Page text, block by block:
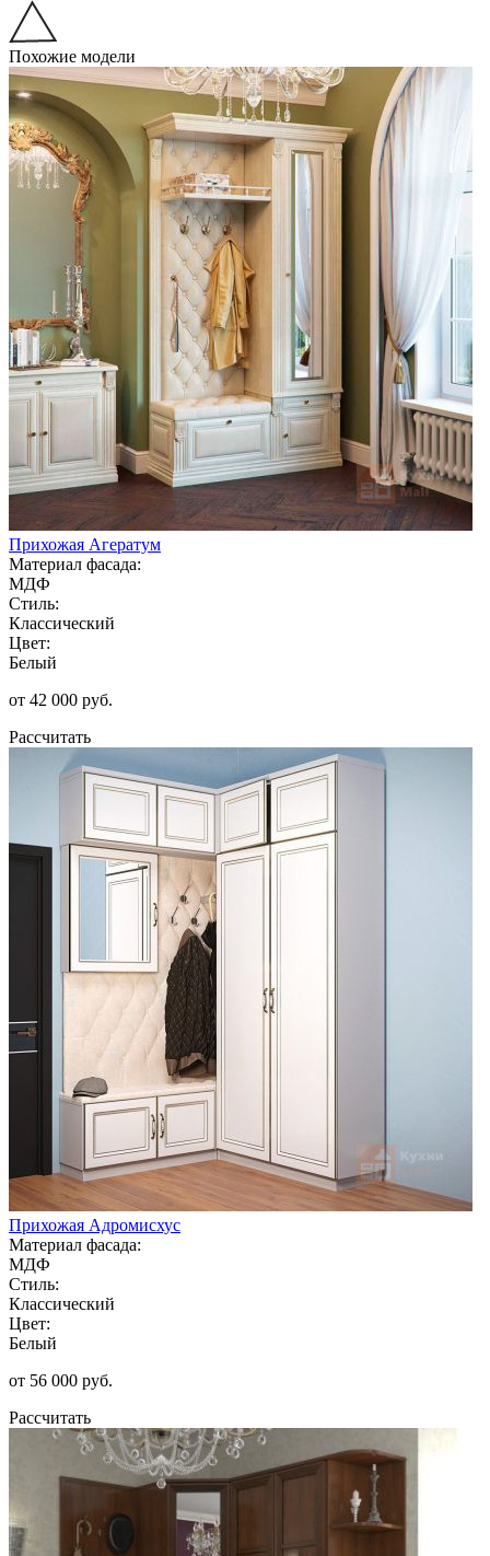
Похожие модели
Прихожая Агератум
Материал фасада:
МДФ
Стиль:
Классический
Цвет:
Белый
от 42 000 руб.
Рассчитать
Прихожая Адромисхус
Материал фасада:
МДФ
Стиль:
Классический
Цвет:
Белый
от 56 000 руб.
Рассчитать